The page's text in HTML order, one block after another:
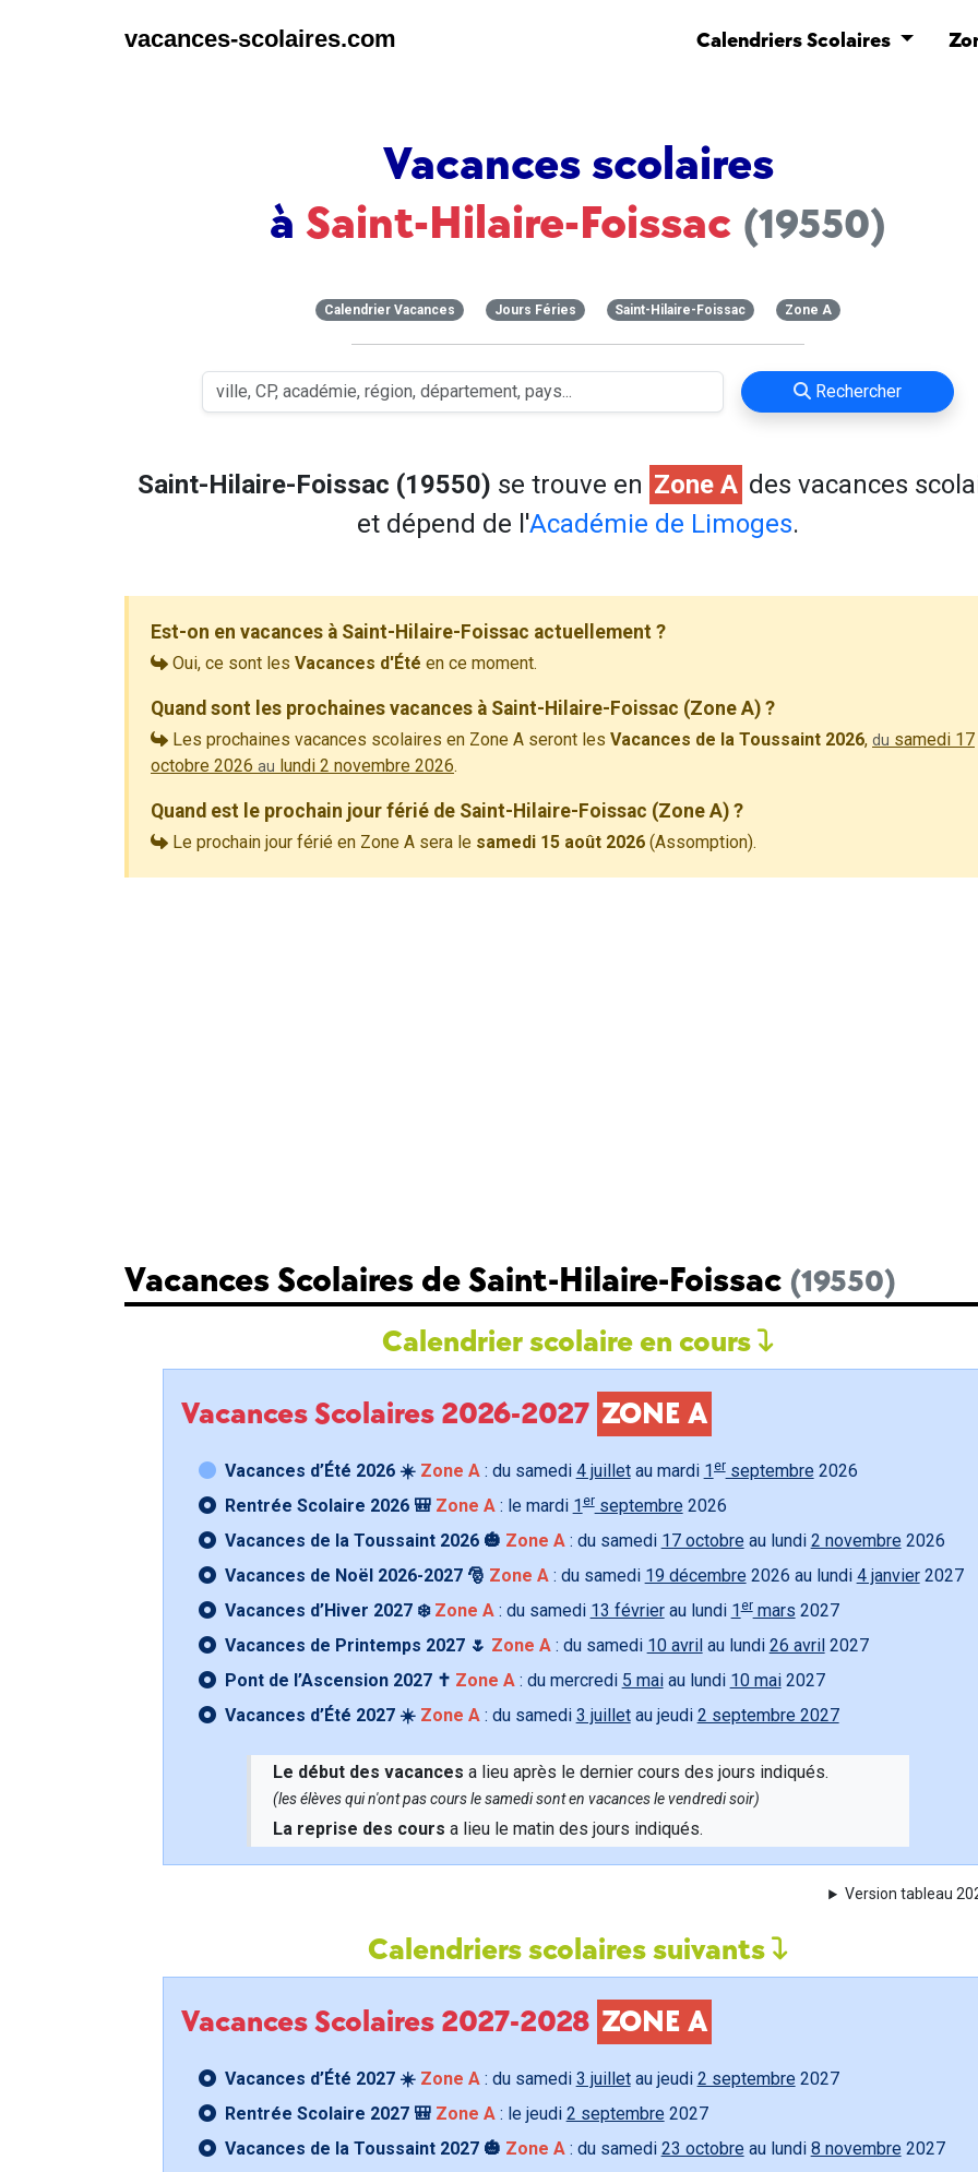
vacances-scolaires.com Calendriers Scolaires
Vacances scolaires
à Saint-Hilaire-Foissac (19550)
Calendrier Vacances Jours Féries Saint-Hilaire-Foissac Zone A
Rechercher
Saint-Hilaire-Foissac (19550) se trouve en Zone A des vacances
et dépend de l'Académie de Limoges.
Est-on en vacances à Saint-Hilaire-Foissac actuellement ?
Oui, ce sont les Vacances d'Été en ce moment.
Quand sont les prochaines vacances à Saint-Hilaire-Foissac (Zone A) ?
Les prochaines vacances scolaires en Zone A seront les Vacances de la Toussaint 2026, du samedi 17
octobre 2026 au lundi 2 novembre 2026.
Quand est le prochain jour férié de Saint-Hilaire-Foissac (Zone A) ?
Le prochain jour férié en Zone A sera le samedi 15 août 2026 (Assomption).
Vacances Scolaires de Saint-Hilaire-Foissac (19550)
Calendrier scolaire en cours
Vacances Scolaires 2026-2027 ZONE A
Vacances d’Été 2026 ☀️ Zone A: du samedi 4 juilletau mardi 1 erseptembre 2026
Rentrée Scolaire 2026 🎒 Zone A: le mardi 1erseptembre 2026
Vacances de la Toussaint 2026 🎃 Zone A: du samedi 17 octobre au lundi 2 novembre 2026
Vacances de Noël 2026-2027 🎅 Zone A: du samedi 19 décembre 2026 au lundi 4 janvier2027
Vacances d’Hiver 2027 ❄️ Zone A: du samedi 13 févrierau lundi 1ermars 2027
Vacances de Printemps 2027 🌷 Zone A: du samedi 10 avril au lundi 26 avril 2027
Pont de l’Ascension 2027 ✝️ Zone A: du mercredi 5 maiau lundi 10 mai2027
Vacances d’Été 2027 ☀️ Zone A: du samedi 3 juilletau jeudi 2 septembre 2027
Le début des vacances a lieu après le dernier cours des jours indiqués.
(les élèves qui n'ont pas cours le samedi sont en vacances le vendredi soir)
La reprise des cours a lieu le matin des jours indiqués.
Version tableau
Calendriers scolaires suivants
Vacances Scolaires 2027-2028 ZONE A
Vacances d’Été 2027 ☀️ Zone A: du samedi 3 juilletau jeudi 2 septembre 2027
Rentrée Scolaire 2027 🎒 Zone A: le jeudi 2 septembre 2027
Vacances de la Toussaint 2027 🎃 Zone A: du samedi 23 octobre au lundi 8 novembre 2027